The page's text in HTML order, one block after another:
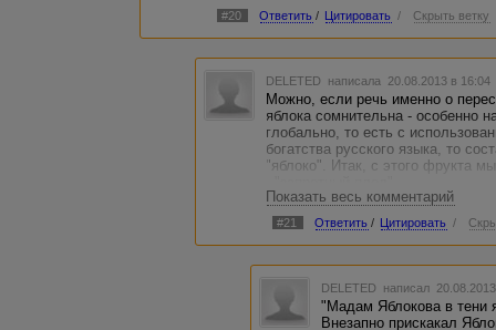
#20 Ответить / Цитировать / Скрыть ветку
DELETED написала 20.08.2013 в
Можно, если речь именно о
яблока сомнительна - особенно
глобально, то есть с
богатства русского языка, то
"яблоко". Итак, с этого фрукта
- "ньютонова подсказка"
- "символ Джобса"
- "угощение Евы"
И еще много всего и разного -
Безусловно, подбор синонима
заметочке о пользе яблок на
всяческие словосочетания
наслаждение" и прочая близкая
Показать весь комментарий
#21 Ответить / Цитировать /
DELETED написал
"Мадам Яблокова в тени
Внезапно прискакал